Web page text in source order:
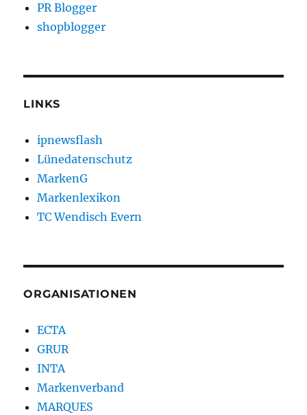
PR Blogger
shopblogger
LINKS
ipnewsflash
Lünedatenschutz
MarkenG
Markenlexikon
TC Wendisch Evern
ORGANISATIONEN
ECTA
GRUR
INTA
Markenverband
MARQUES